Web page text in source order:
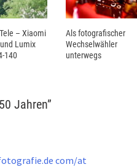
– Xiaomi
Lumix
140
Als fotografischer
Wechselwähler
unterwegs
Jahren”
com/at